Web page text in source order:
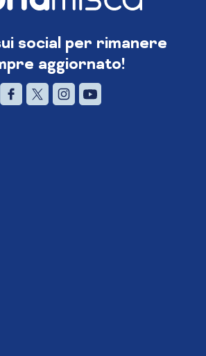
social per rimanere
aggiornato!